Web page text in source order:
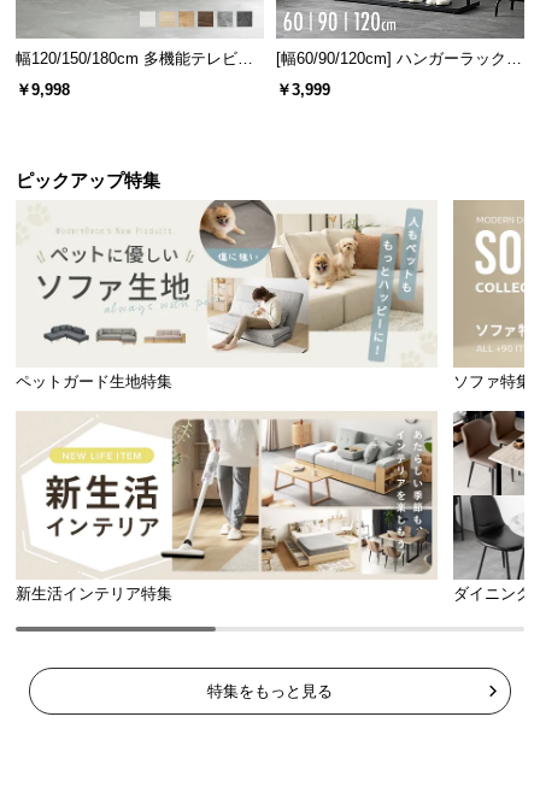
横幅 奥行き
こだわりの背面化粧仕上げ
ヘッドボード背面も同一の板材で仕上げています。
どこから見ても美しく、お部屋の雰囲気を損ねませ
幅120/150/180cm 多機能テレビボ
ード 木目/石目調 オープン収納・
引き出し収納付き
￥9,998
[幅60/90/120cm] ハンガーラック
スチール 4段階高さ調節 サイドフ
ック オープンラック シンプル
￥3,999
ピックアップ特集
ペットガード生地特集 ソファ特集
新生活インテリア特集 ダイニング
特集をもっと見る